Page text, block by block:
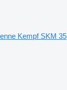
Kempf SKM 35